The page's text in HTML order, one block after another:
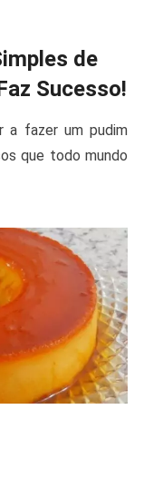
de
Sucesso!
a fazer um pudim
que todo mundo